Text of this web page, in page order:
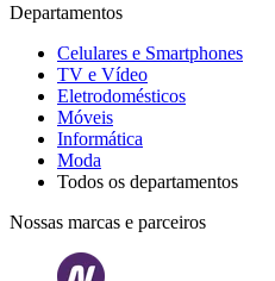
Departamentos
Celulares e Smartphones
TV e Vídeo
Eletrodomésticos
Móveis
Informática
Moda
Todos os departamentos
Nossas marcas e parceiros